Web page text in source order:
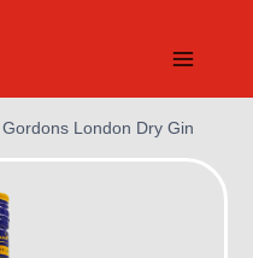
Gordons London Dry Gin